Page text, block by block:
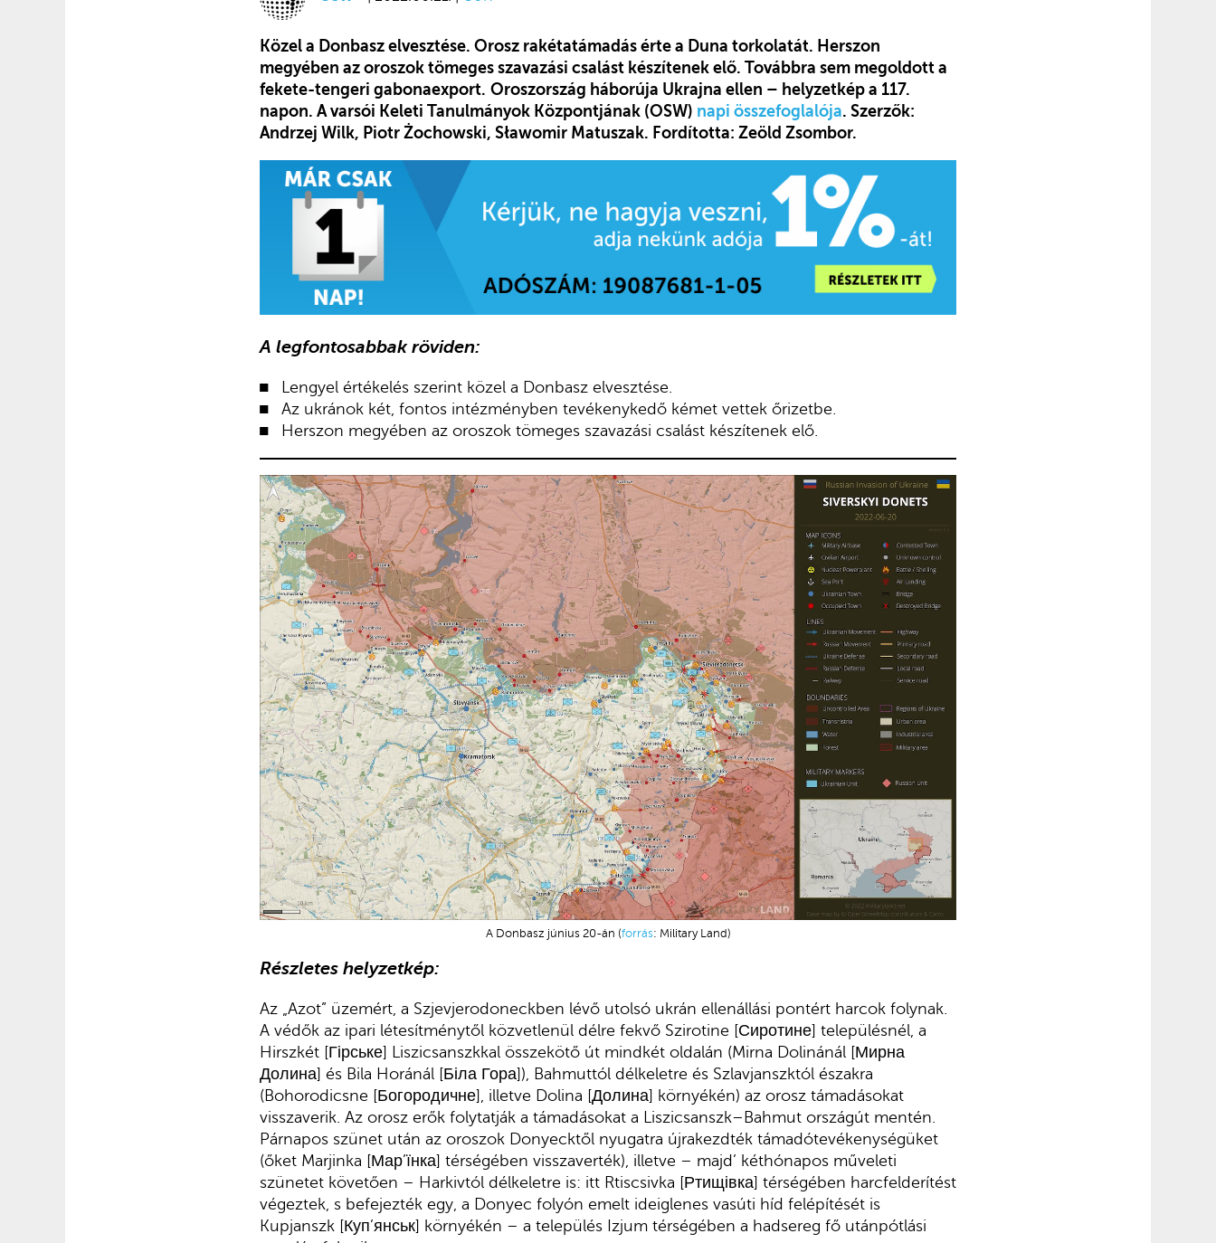
Közel a Donbasz elvesztése. Orosz rakétatámadás érte a Duna torkolatát. Herszon
megyében az oroszok tömeges szavazási csalást készítenek elő. Továbbra sem megoldott a
fekete-tengeri gabonaexport. Oroszország háborúja Ukrajna ellen – helyzetkép a 117.
napon. A varsói Keleti Tanulmányok Központjának (OSW) napi összefoglalója. Szerzők:
Andrzej Wilk, Piotr Żochowski, Sławomir Matuszak. Fordította: Zeöld Zsombor.
A legfontosabbak röviden:
Lengyel értékelés szerint közel a Donbasz elvesztése.
Az ukránok két, fontos intézményben tevékenykedő kémet vettek őrizetbe.
Herszon megyében az oroszok tömeges szavazási csalást készítenek elő.
A Donbasz június 20-án (forrás: Military Land)
Részletes helyzetkép:
Az „Azot” üzemért, a Szjevjerodoneckben lévő utolsó ukrán ellenállási pontért harcok folynak.
A védők az ipari létesítménytől közvetlenül délre fekvő Szirotine [Сиротине] településnél, a
Hirszkét [Гірське] Liszicsanszkkal összekötő út mindkét oldalán (Mirna Dolinánál [Мирна
Долина] és Bila Horánál [Біла Гора]), Bahmuttól délkeletre és Szlavjanszktól északra
(Bohorodicsne [Богородичне], illetve Dolina [Долина] környékén) az orosz támadásokat
visszaverik. Az orosz erők folytatják a támadásokat a Liszicsanszk–Bahmut országút mentén.
Párnapos szünet után az oroszok Donyecktől nyugatra újrakezdték támadótevékenységüket
(őket Marjinka [Мар’їнка] térségében visszaverték), illetve – majd’ kéthónapos műveleti
szünetet követően – Harkivtól délkeletre is: itt Rtiscsivka [Ртищівка] térségében harcfelderítést
végeztek, s befejezték egy, a Donyec folyón emelt ideiglenes vasúti híd felépítését is
Kupjanszk [Куп’янськ] környékén – a település Izjum térségében a hadsereg fő utánpótlási